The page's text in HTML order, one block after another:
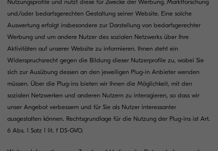
Nutzungsprofile und nutzt diese für Zwecke der Werbung, Marktforschung
und/oder bedarfsgerechten Gestaltung seiner Website. Eine solche
Auswertung erfolgt insbesondere zur Darstellung von bedarfsgerechter
Werbung und um andere Nutzer des sozialen Netzwerks über Ihre
Aktivitäten auf unserer Website zu informieren. Ihnen steht ein
Widerspruchsrecht gegen die Bildung dieser Nutzerprofile zu, wobei Sie
sich zur Ausübung dessen an den jeweiligen Plug-in Anbieter wenden
müssen. Über die Plug-ins bieten wir Ihnen die Möglichkeit, mit den
sozialen Netzwerken und anderen Nutzern zu interagieren, so dass wir
unser Angebot verbessern und für Sie als Nutzer interessanter
ausgestalten können. Rechtsgrundlage für die Nutzung der Plug-ins ist Art.
6 Abs. 1 Satz 1 lit. f DS-GVO.